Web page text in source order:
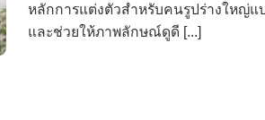
หลักการแต่งตัวสำหรับคนรูปร่างใหญ่แ
และช่วยให้ภาพลักษณ์ดูดี [...]